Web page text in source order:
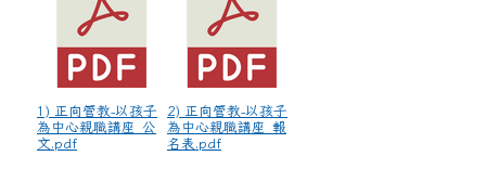
1) 正向管教-以孩子
為中心親職講座_公
文.pdf
2) 正向管教-以孩子
為中心親職講座_報
名表.pdf